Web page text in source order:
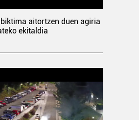
aitortzen duen agiria
ekitaldia